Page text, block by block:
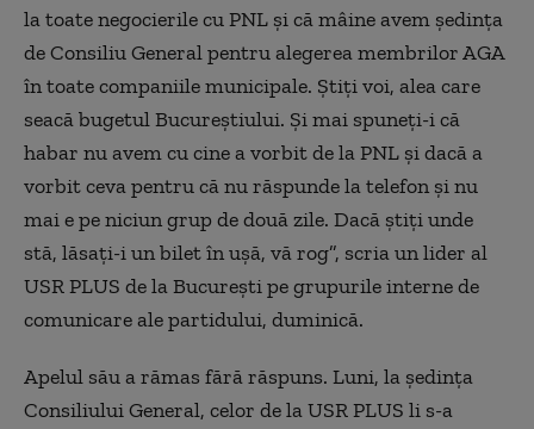
la toate negocierile cu PNL și că mâine avem ședința
de Consiliu General pentru alegerea membrilor AGA
în toate companiile municipale. Știți voi, alea care
seacă bugetul Bucureștiului. Și mai spuneți-i că
habar nu avem cu cine a vorbit de la PNL și dacă a
vorbit ceva pentru că nu răspunde la telefon și nu
mai e pe niciun grup de două zile. Dacă știți unde
stă, lăsați-i un bilet în ușă, vă rog”, scria un lider al
USR PLUS de la București pe grupurile interne de
comunicare ale partidului, duminică.
Apelul său a rămas fără răspuns. Luni, la ședința
Consiliului General, celor de la USR PLUS li s-a